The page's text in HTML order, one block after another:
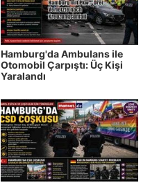
Hamburg'da Ambulans ile
Otomobil Çarpıştı: Üç Kişi
Yaralandı